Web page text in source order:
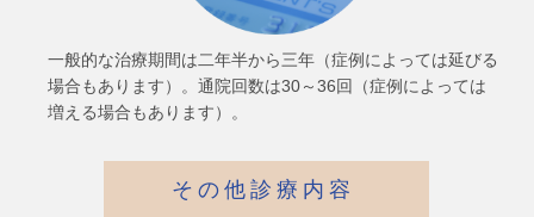
一般的な治療期間は二年半から三年（症例によっては延びる
場合もあります）。通院回数は30～36回（症例によっては
増える場合もあります）。
その他診療内容